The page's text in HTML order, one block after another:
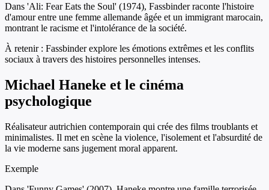
Dans 'Ali: Fear Eats the Soul' (1974), Fassbinder raconte l'histoire
d'amour entre une femme allemande âgée et un immigrant marocain,
montrant le racisme et l'intolérance de la société.
À retenir : Fassbinder explore les émotions extrêmes et les conflits
sociaux à travers des histoires personnelles intenses.
Michael Haneke et le cinéma
psychologique
Réalisateur autrichien contemporain qui crée des films troublants et
minimalistes. Il met en scène la violence, l'isolement et l'absurdité de
la vie moderne sans jugement moral apparent.
Exemple